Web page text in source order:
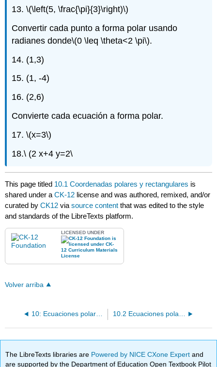
13.\(\left(5, \frac{\pi}{3}\right)\)
Convertir cada punto a forma polar usando
radianes donde\(0 \leq \theta<2 \pi\).
14. (1,3)
15. (1, -4)
16. (2,6)
Convierte cada ecuación a forma polar.
17.\(x=3\)
18.\ (2 x+4 y=2\
This page titled 10.1 Coordenadas polares y rectangulares is
shared under aCK-12 license and was authored, remixed, and/or
curated byCK12 viasource content that was edited to the style
and standards of the LibreTexts platform.
LICENSED UNDER
Volver arriba
10: Ecuaciones polares y paramétricas
The LibreTexts libraries are Powered by NICE CXone Expertand
are supported by the Department of Education Open Textbook Pilot